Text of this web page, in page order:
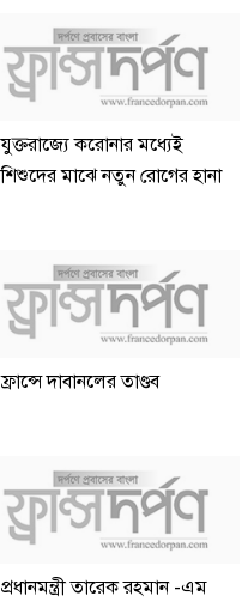
যুক্তরাজ্যে করোনার মধ্যেই
শিশুদের মাঝে নতুন রোগের হানা
ফ্রান্সে দাবানলের তাণ্ডব
প্রধানমন্ত্রী তারেক রহমান -এম